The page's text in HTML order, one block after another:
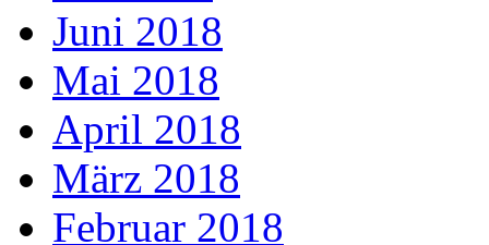
Juni 2018
Mai 2018
April 2018
März 2018
Februar 2018